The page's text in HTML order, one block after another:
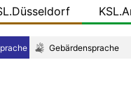
Gebärdensprache